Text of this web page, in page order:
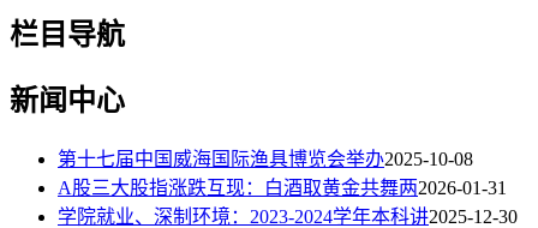
栏目导航
新闻中心
第十七届中国威海国际渔具博览会举办2025-10-08
A股三大股指涨跌互现：白酒取黄金共舞两2026-01-31
学院就业、深制环境：2023-2024学年本科讲2025-12-30